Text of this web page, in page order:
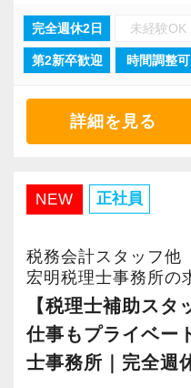
未経験でも、接客経
ください。
私もお客様から「電
接客業で培った“笑声
役に立ったようです。
チャレンジしたい思
ある会社で一緒に成
若くて勤勉な先輩が
う」という気持ちに
「未経験だし」「入
リアプランが明確な
そのため、採用面接
たとえば希望年収が
どう仕事をすればい
当社は積極的な人に
にキャリアアップす
いません。
ですから、ステップ
く自分から手を挙げて
「挑戦」と「成長」
▽ステップ3(4ヶ月目
って頂きます。決算
タッフ・オフィス責
当社ならではの「仕
ら実務を経験するこ
度一人で仕事をする
す。
これまでも多くのイ
ーン制度を使い、ス
の道を私たちと一緒
ています】
積み重ねてこられた
らなる活躍の場を求
きる職場です。
新たなマネージャー
ィスを任せられる方
税理士資格がなくて
やる気とコミュニケ
す。
ており、さらなるサ
ています。
に対して認証される
取得しました。
「職場環境改善宣言
施企業」の認定を受
い環境づくりを積極
長く安心して働ける
おりますので、当社
ませんか？
【錦糸町の事務所は
・AIやデジタル化に
み、メリハリを持っ
躍しています
・資格取得支援や手
・未経験者も経験者
【事務所について】
国立駅徒歩3分、少数
当事務所が掲げる経
黒字化」です。
完全週休2日 未経験OK
第2新卒歓迎 時間調整可
詳細を見る
NEW 正社員
税務会計スタッフ他
宏明税理士事務所の
【税理士補助スタ
仕事もプライベー
士事務所｜完全週